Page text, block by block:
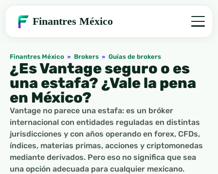
Finantres México
Finantres México » Brokers » Guías de brokers
¿Es Vantage seguro o es
una estafa? ¿Vale la pena
en México?
Vantage no parece una estafa: es un bróker
internacional con entidades reguladas en distintas
jurisdicciones y con años operando en forex, CFDs,
índices, materias primas, acciones y criptomonedas
mediante derivados. Pero eso no significa que sea
una opción adecuada para cualquier mexicano.